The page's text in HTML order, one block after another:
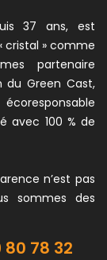
37 ans, est
cristal » comme
partenaire
du Green Cast,
avec 100 % de
n’est pas
sommes des
80 78 32